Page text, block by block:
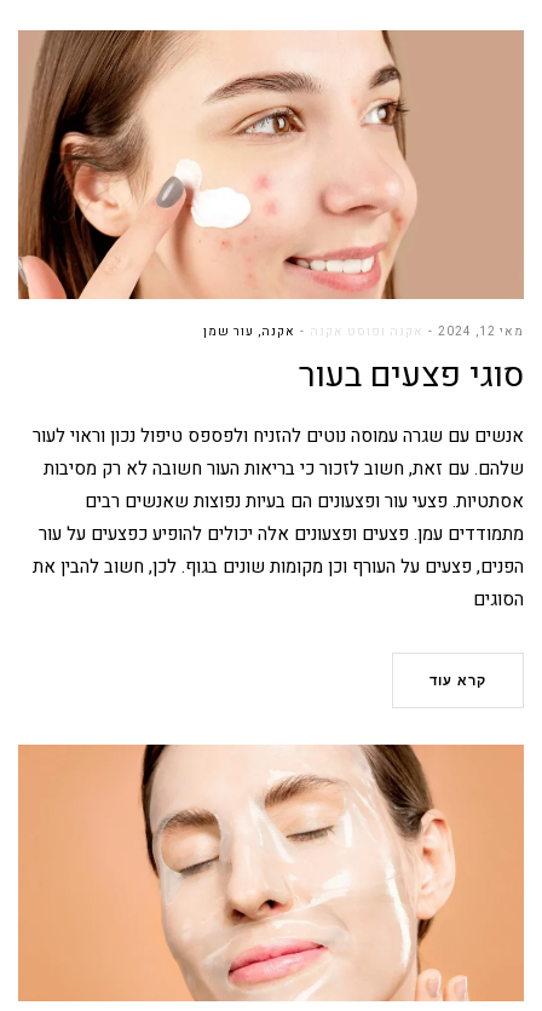
מאי 12, 2024 אקנה ופוסט אקנה אקנה, עור שמן
סוגי פצעים בעור
אנשים עם שגרה עמוסה נוטים להזניח ולפספס טיפול נכון וראוי לעור
שלהם. עם זאת, חשוב לזכור כי בריאות העור חשובה לא רק מסיבות
אסתטיות. פצעי עור ופצעונים הם בעיות נפוצות שאנשים רבים
מתמודדים עמן. פצעים ופצעונים אלה יכולים להופיע כפצעים על עור
הפנים, פצעים על העורף וכן מקומות שונים בגוף. לכן, חשוב להבין את
הסוגים
קרא עוד